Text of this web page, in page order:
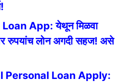
App: येथून मिळवा
रुपयांच लोन अगदी सहज! असे
Personal Loan Apply: